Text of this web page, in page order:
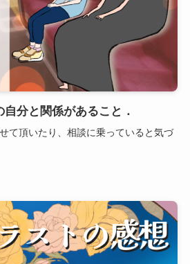
分と関係があること．
て頂いたり、相談に乗っていると気づ